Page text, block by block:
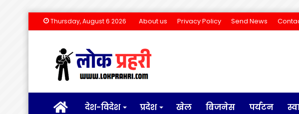
Thursday, August 6 2026 About us Privacy Policy Send News
होम देश-विदेश प्रदेश खेल बिजनेस पर्यटन